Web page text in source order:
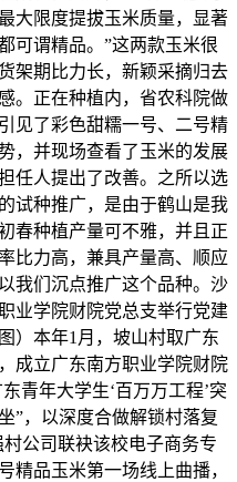
大限度提拔玉米质量，显著
可谓精品。”这两款玉米很
架期比力长，新颖采摘归去
。正在种植内，省农科院做
见了彩色甜糯一号、二号精
，并现场查看了玉米的发展
任人提出了改善。之所以选
试种推广，是由于鹤山是我
春种植产量可不雅，并且正
比力高，兼具产量高、顺应
我们沉点推广这个品种。沙
业学院财院党总支举行党建
）本年1月，坡山村取广东
成立广东南方职业学院财院
青年大学生‘百万万工程’突
”，以深度合做解锁村落复
公司联袂该校电子商务专
精品玉米第一场线上曲播，